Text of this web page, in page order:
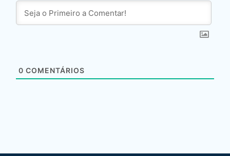
0 COMENTÁRIOS